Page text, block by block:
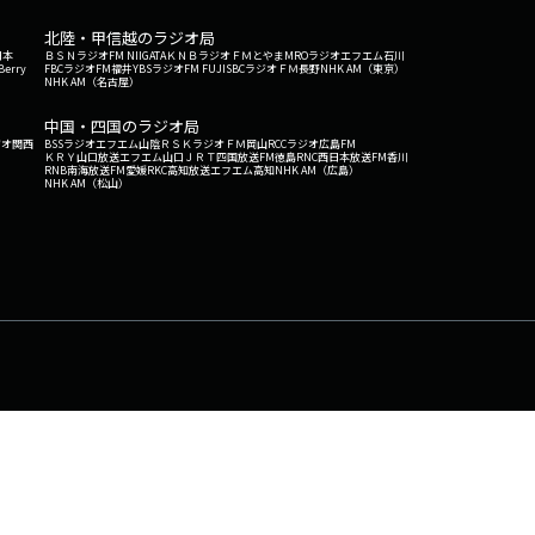
本
北陸・甲信越のラジオ局
ＢＳＮラジオFM NIIGATAＫＮＢラジオ ＦＭとやまMROラジオエフエム石川
FBCラジオFM福井YBSラジオFM FUJISBCラジオ ＦＭ長野NHK AM（東京）
NHK AM（名古屋）
関西
中国・四国のラジオ局
BSSラジオエフエム山陰ＲＳＫラジオ ＦＭ岡山RCCラジオ広島FM
ＫＲＹ山口放送エフエム山口 ＪＲＴ四国放送FM徳島RNC西日本放送FM香川
RNB南海放送FM愛媛RKC高知放送エフエム高知NHK AM（広島）
NHK AM（松山）